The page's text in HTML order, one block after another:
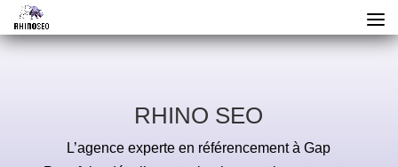
RHINO SEO
L’agence experte en référencement à Gap